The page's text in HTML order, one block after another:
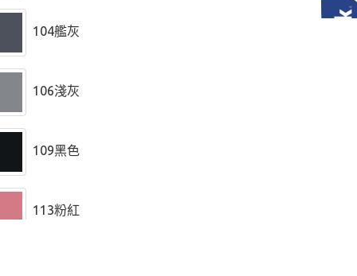
104艦灰
106淺灰
109黑色
113粉紅